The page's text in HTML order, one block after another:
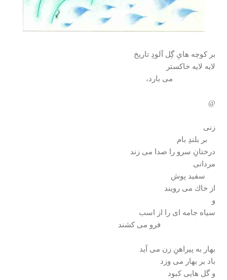
بر كوچه هایِ گِل آلودِ تاريخ
لايه لايه خاكستر
می بارد،
@
زنی
بر بلندِ بام
درختانِ سرو را صدا می زند
مردانی
سفيد پوش
از خاك می رويند
و
سياه جامه ای را از اسب
فرو می كشند
بهار به پيراهنِ زن می آيد
باد بر بهار می وزد
و گل هايی كبود